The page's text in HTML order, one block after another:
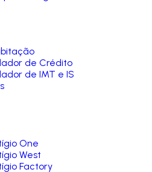
de Crédito
de IMT e IS
One
West
Factory